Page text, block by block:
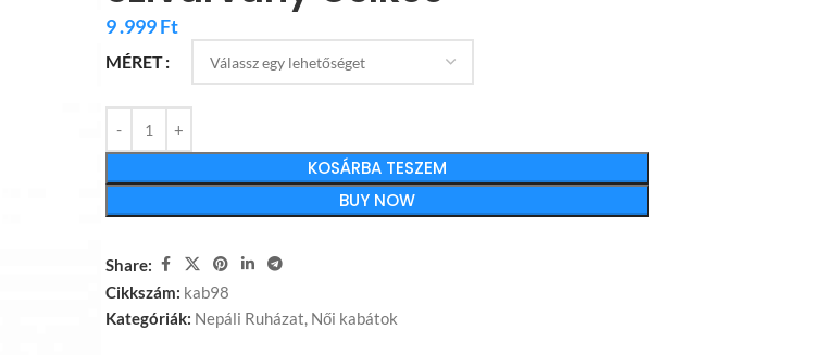
9 .999Ft
MÉRET
KOSÁRBA TESZEM
BUY NOW
Share:
Cikkszám: kab98
Kategóriák: Nepáli Ruházat, Női kabátok